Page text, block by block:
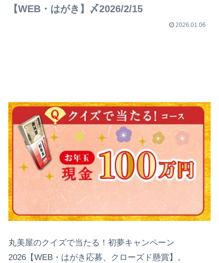
【WEB・はがき】〆2026/2/15
2026.01.06
丸美屋のクイズで当たる！初夢キャンペーン
2026【WEB・はがき応募、クローズド懸賞】。